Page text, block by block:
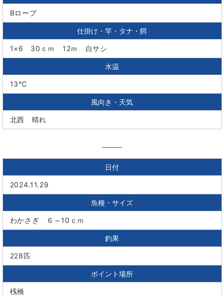
Bロープ
仕掛け・竿・タナ・餌
1×6 30ｃｍ 12ｍ 白サシ
水温
13℃
風向き・天気
北西 晴れ
日付
2024.11.29
魚種・サイズ
わかさぎ ６～10ｃｍ
釣果
228匹
ポイント場所
桟橋